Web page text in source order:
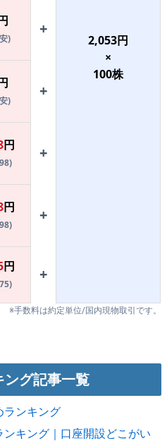
2,053円
×
100株
)
+
)
+
円 +
円 +
円 +
※手数料は約定単位/国内現物取引です。
ング記事一覧
ランキング
キング｜口座開設どこがい